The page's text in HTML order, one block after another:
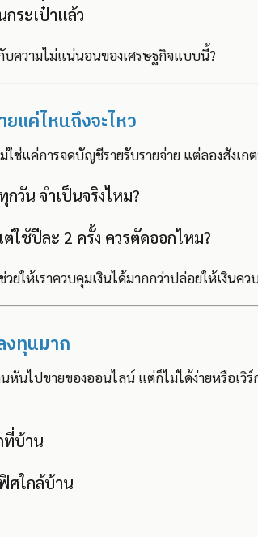
ระเป๋าแล้ว
บความไม่แน่นอนของเศรษฐกิจแบบนี้?
ยแค่ไหนถึงจะไหว
ม่ใช่แค่การจดบัญชีรายรับรายจ่าย แต่ลองสังเ
วัน จำเป็นจริงไหม?
ใช้ปีละ 2 ครั้ง ควรตัดออกไหม?
วยให้เราควบคุมเงินได้มากกว่าปล่อยให้เงินคว
งทุนมาก
นหันไปขายของออนไลน์ แต่ก็ไม่ได้ง่ายหรือเวิ
บ้าน
ศใกล้บ้าน